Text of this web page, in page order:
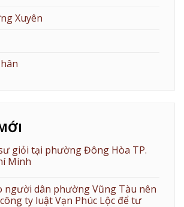
Xuyên
giỏi tại phường Đông Hòa TP.
Minh
người dân phường Vũng Tàu nên
ty luật Vạn Phúc Lộc để tư